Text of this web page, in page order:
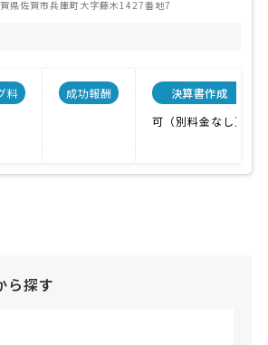
県佐賀市兵庫町大字藤木1427番地7
料 成功報酬
決算書作成
可（別料金なし）
ら探す